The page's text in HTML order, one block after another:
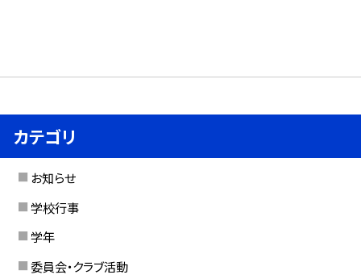
カテゴリ
お知らせ
学校行事
学年
委員会・クラブ活動